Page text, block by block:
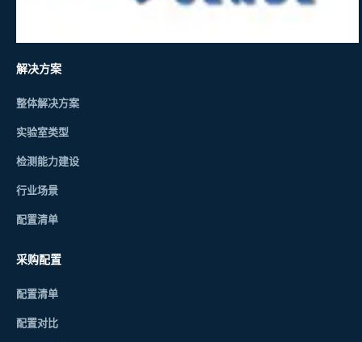
解决方案
整体解决方案
实验室类型
检测能力建设
行业场景
配置清单
采购配置
配置清单
配置对比